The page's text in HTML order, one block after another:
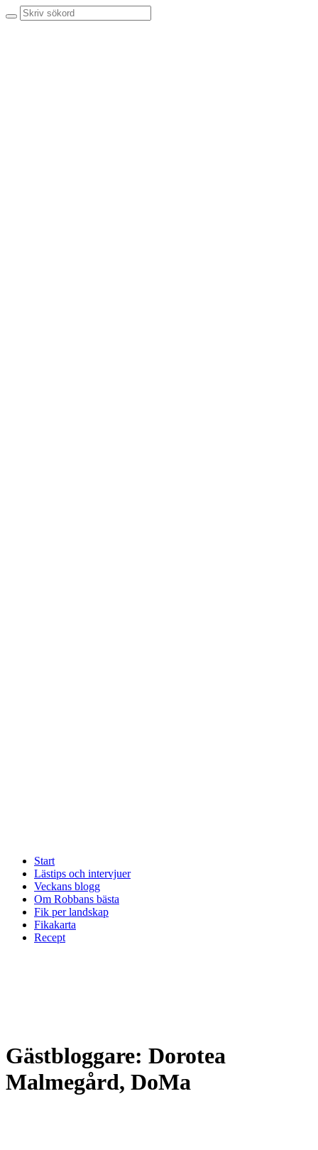
Start
Lästips och intervjuer
Veckans blogg
Om Robbans bästa
Fik per landskap
Fikakarta
Recept
Gästbloggare: Dorotea
Malmegård, DoMa